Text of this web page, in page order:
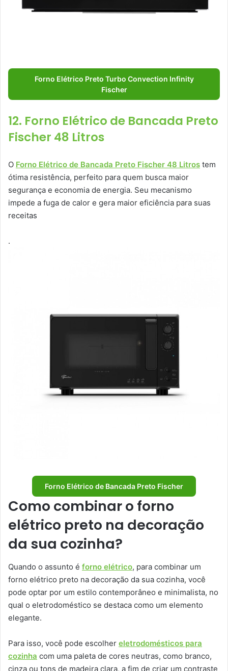
Forno Elétrico Preto Turbo Convection Infinity
Fischer
12. Forno Elétrico de Bancada Preto
Fischer 48 Litros
O Forno Elétrico de Bancada Preto Fischer 48 Litros tem
ótima resistência, perfeito para quem busca maior
segurança e economia de energia. Seu mecanismo
impede a fuga de calor e gera maior eficiência para suas
receitas
.
Forno Elétrico de Bancada Preto Fischer
Como combinar o forno
elétrico preto na decoração
da sua cozinha?
Quando o assunto é forno elétrico, para combinar um
forno elétrico preto na decoração da sua cozinha, você
pode optar por um estilo contemporâneo e minimalista, no
qual o eletrodoméstico se destaca como um elemento
elegante.
Para isso, você pode escolher eletrodomésticos para
cozinha com uma paleta de cores neutras, como branco,
cinza ou tons de madeira clara, a fim de criar um contraste